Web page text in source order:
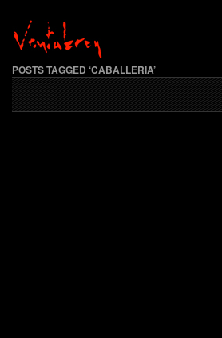
POSTS TAGGED ‘CABALLERIA’